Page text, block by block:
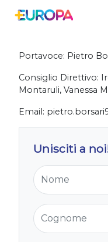
Modena
Portavoce: Pietro
Consiglio Direttivo:
Montaruli, Vanessa
Email:
Unisciti a
Nome
Cognome